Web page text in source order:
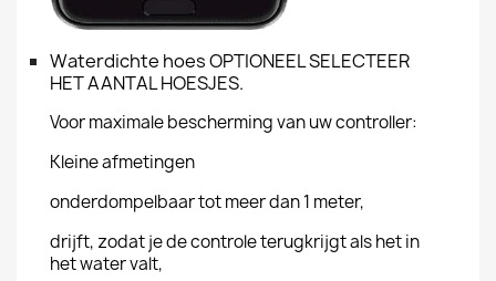
Waterdichte hoes OPTIONEEL SELECTEER
HET AANTAL HOESJES.
Voor maximale bescherming van uw controller:
Kleine afmetingen
onderdompelbaar tot meer dan 1 meter,
drijft, zodat je de controle terugkrijgt als het in
het water valt,